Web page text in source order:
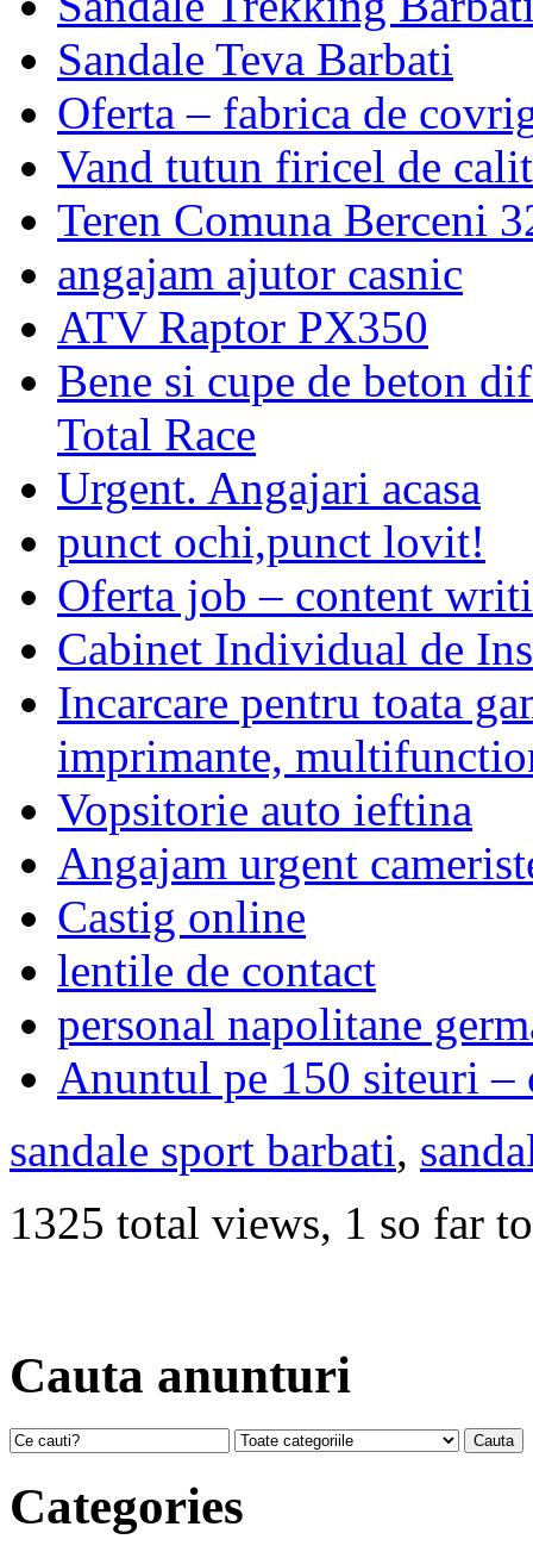
Sandale Teva Barbati
Oferta – fabrica de
Vand tutun firicel de
Teren Comuna Berceni
angajam ajutor casnic
ATV Raptor PX350
Bene si cupe de beton
Total Race
Urgent. Angajari acasa
punct ochi,punct lovit!
Oferta job – content
Cabinet Individual de
Incarcare pentru toata
imprimante,
Vopsitorie auto ieftina
Angajam urgent
Castig online
lentile de contact
personal napolitane
Anuntul pe 150 siteuri –
sandale sport barbati,
1325 total views, 1 so far
Cauta anunturi
Categories